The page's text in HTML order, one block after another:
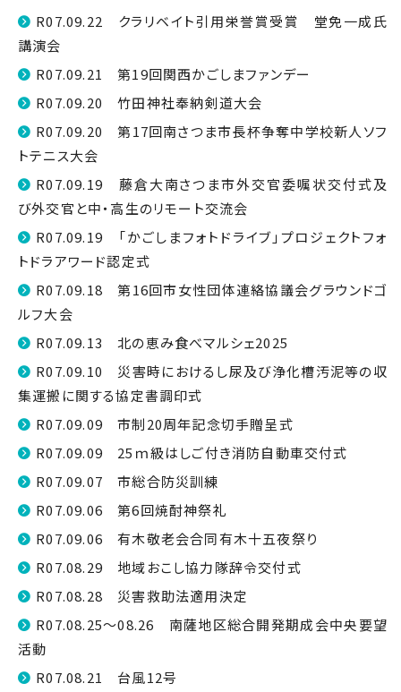
R07.09.22 クラリベイト引用栄誉賞受賞 堂免一成氏
講演会
R07.09.21 第19回関西かごしまファンデー
R07.09.20 竹田神社奉納剣道大会
R07.09.20 第17回南さつま市長杯争奪中学校新人ソフ
トテニス大会
R07.09.19 藤倉大南さつま市外交官委嘱状交付式及
び外交官と中・高生のリモート交流会
R07.09.19 「かごしまフォトドライブ」プロジェクトフォ
トドラアワード認定式
R07.09.18 第16回市女性団体連絡協議会グラウンドゴ
ルフ大会
R07.09.13 北の恵み食べマルシェ2025
R07.09.10 災害時におけるし尿及び浄化槽汚泥等の収
集運搬に関する協定書調印式
R07.09.09 市制20周年記念切手贈呈式
R07.09.09 25ｍ級はしご付き消防自動車交付式
R07.09.07 市総合防災訓練
R07.09.06 第6回焼酎神祭礼
R07.09.06 有木敬老会合同有木十五夜祭り
R07.08.29 地域おこし協力隊辞令交付式
R07.08.28 災害救助法適用決定
R07.08.25～08.26 南薩地区総合開発期成会中央要望
活動
R07.08.21 台風12号